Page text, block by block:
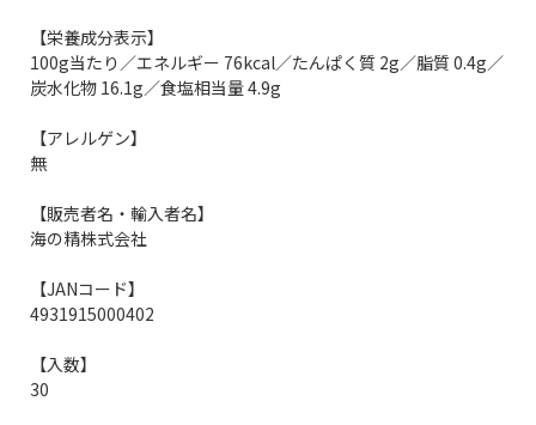
【栄養成分表示】
100g当たり／エネルギー 76kcal／たんぱく質 2g／脂質 0.4g／
炭水化物 16.1g／食塩相当量 4.9g
【アレルゲン】
無
【販売者名・輸入者名】
海の精株式会社
【JANコード】
4931915000402
【入数】
30